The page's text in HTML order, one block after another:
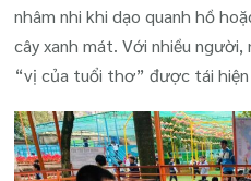
nhâm nhi khi dạo quanh hồ
cây xanh mát. Với nhiều
“vị của tuổi thơ” được tái